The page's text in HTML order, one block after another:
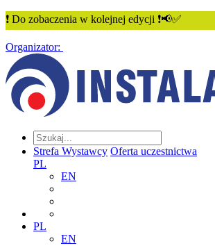
❗ Do zobaczenia w kolejnej edycji ❗📢✅
Organizator:
Strefa Wystawcy Oferta uczestnictwa
PL
EN
PL
EN